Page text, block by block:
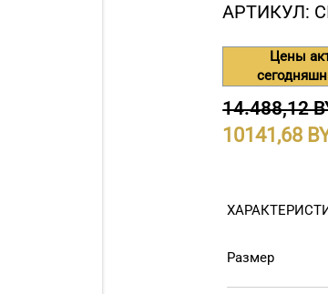
АРТИКУЛ:
Цены
14.488,12
10141,68
Размер